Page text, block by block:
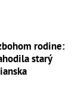
rodine:
starý